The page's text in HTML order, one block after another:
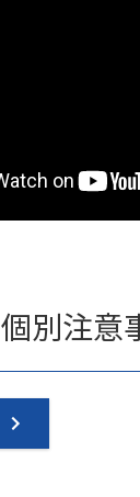
個別注意